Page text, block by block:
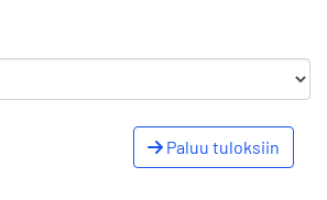
Paluu tuloksiin